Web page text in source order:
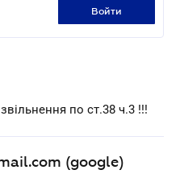
войти
по ст.38 ч.3 !!!
(google)